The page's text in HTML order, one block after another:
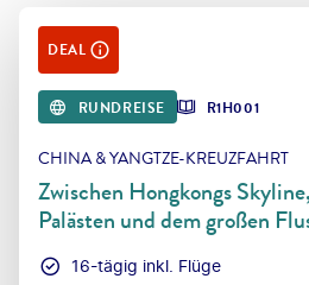
DEAL
RUNDREISE R1H001
CHINA & YANGTZE-KREUZFAHRT
Zwischen Hongkongs
Palästen und dem großen
16-tägig inkl. Flüge